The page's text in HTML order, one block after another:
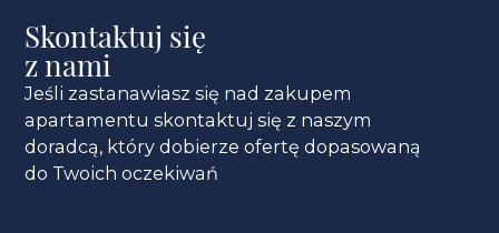
Skontaktuj się
z nami
Jeśli zastanawiasz się nad zakupem
apartamentu skontaktuj się z naszym
doradcą, który dobierze ofertę dopasowaną
do Twoich oczekiwań